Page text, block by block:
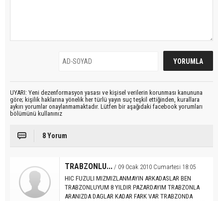
UYARI: Yeni dezenformasyon yasası ve kişisel verilerin korunması kanununa
göre; kişilik haklarına yönelik her türlü yayın suç teşkil ettiğinden, kurallara
aykırı yorumlar onaylanmamaktadır. Lütfen bir aşağıdaki facebook yorumları
bölümünü kullanınız
8 Yorum
TRABZONLU... / 09 Ocak 2010 Cumartesi 18:05
HIC FUZULI MIZMIZLANMAYIN ARKADASLAR BEN
TRABZONLUYUM 8 YILDIR PAZARDAYIM TRABZONLA
ARANIZDA DAGLAR KADAR FARK VAR TRABZONDA